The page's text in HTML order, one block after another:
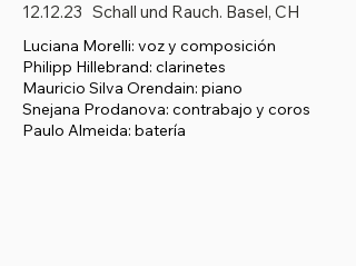
12.12.23 Schall und Rauch. Basel, CH
Luciana Morelli: voz y composición
Philipp Hillebrand: clarinetes
Mauricio Silva Orendain: piano
Snejana Prodanova: contrabajo y coros
Paulo Almeida: batería